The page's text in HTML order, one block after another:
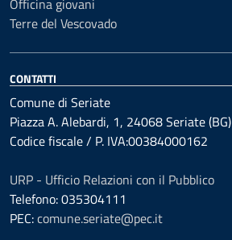
Officina giovani
Terre del Vescovado
CONTATTI
Comune di Seriate
Piazza A. Alebardi, 1, 24068 Seriate (BG)
Codice fiscale / P. IVA:00384000162
URP - Ufficio Relazioni con il Pubblico
Telefono: 035304111
PEC:comune.seriate@pec.it